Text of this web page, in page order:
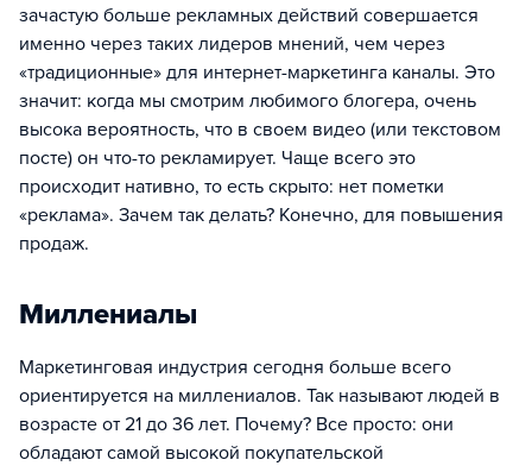
зачастую больше рекламных действий совершается
именно через таких лидеров мнений, чем через
«традиционные» для интернет-маркетинга каналы. Это
значит: когда мы смотрим любимого блогера, очень
высока вероятность, что в своем видео (или текстовом
посте) он что-то рекламирует. Чаще всего это
происходит нативно, то есть скрыто: нет пометки
«реклама». Зачем так делать? Конечно, для повышения
продаж.
Миллениалы
Маркетинговая индустрия сегодня больше всего
ориентируется на миллениалов. Так называют людей в
возрасте от 21 до 36 лет. Почему? Все просто: они
обладают самой высокой покупательской